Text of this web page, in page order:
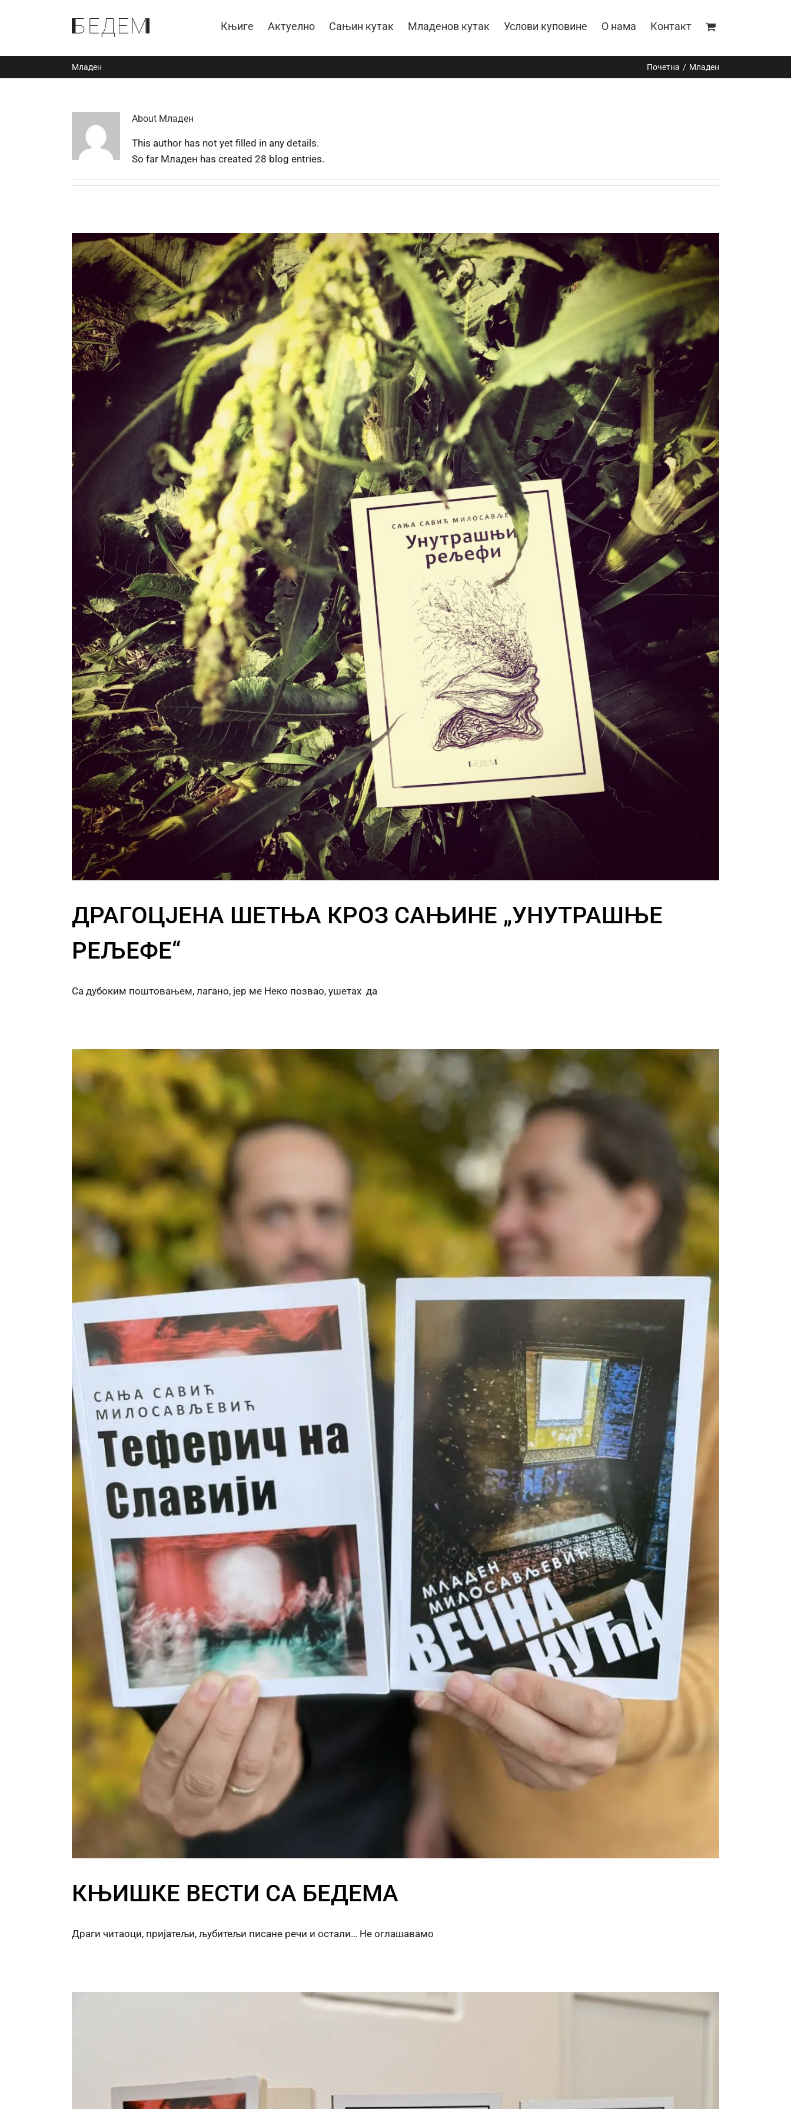
Књиге Актуелно Сањин кутак Младенов кутак Услови куповине О нама Контакт
Младен Почетна Младен
About Младен
This author has not yet filled in any details.
So far Младен has created 28 blog entries.
ДРАГОЦЈЕНА ШЕТЊА КРОЗ САЊИНЕ „УНУТРАШЊЕ
РЕЉЕФЕ“
Са дубоким поштовањем, лагано, јер ме Неко позвао, ушетах да
КЊИШКЕ ВЕСТИ СА БЕДЕМА
Драги читаоци, пријатељи, љубитељи писане речи и остали… Не оглашавамо